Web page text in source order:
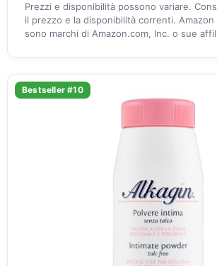
Prezzi e disponibilità possono variare.
il prezzo e la disponibilità correnti. Amazon
sono marchi di Amazon.com, Inc. o sue
Bestseller #10